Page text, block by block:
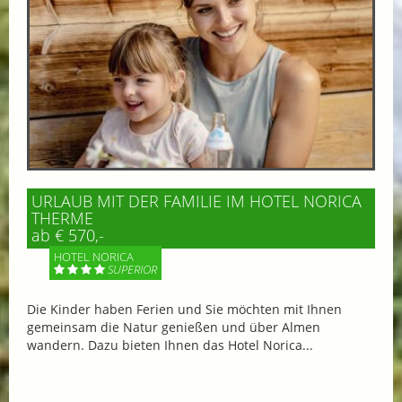
URLAUB MIT DER FAMILIE IM HOTEL NORICA
THERME
ab € 570,-
HOTEL NORICA
SUPERIOR
Die Kinder haben Ferien und Sie möchten mit Ihnen
gemeinsam die Natur genießen und über Almen
wandern. Dazu bieten Ihnen das Hotel Norica...